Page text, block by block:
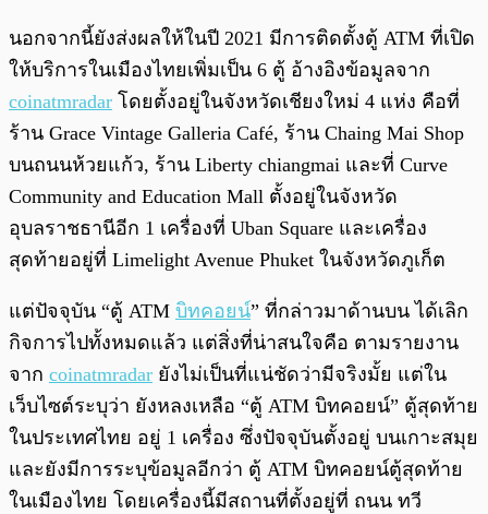
นอกจากนี้ยังส่งผลให้ในปี 2021 มีการติดตั้งตู้ ATM ที่เปิด
ให้บริการในเมืองไทยเพิ่มเป็น 6 ตู้ อ้างอิงข้อมูลจาก
coinatmradar โดยตั้งอยู่ในจังหวัดเชียงใหม่ 4 แห่ง คือที่
ร้าน Grace Vintage Galleria Café, ร้าน Chaing Mai Shop
บนถนนห้วยแก้ว, ร้าน Liberty chiangmai และที่ Curve
Community and Education Mall ตั้งอยู่ในจังหวัด
อุบลราชธานีอีก 1 เครื่องที่ Uban Square และเครื่อง
สุดท้ายอยู่ที่ Limelight Avenue Phuket ในจังหวัดภูเก็ต
แต่ปัจจุบัน “ตู้ ATM บิทคอยน์” ที่กล่าวมาด้านบน ได้เลิก
กิจการไปทั้งหมดแล้ว แต่สิ่งที่น่าสนใจคือ ตามรายงาน
จาก coinatmradar ยังไม่เป็นที่แน่ชัดว่ามีจริงมั้ย แต่ใน
เว็บไซต์ระบุว่า ยังหลงเหลือ “ตู้ ATM บิทคอยน์” ตู้สุดท้าย
ในประเทศไทย อยู่ 1 เครื่อง ซึ่งปัจจุบันตั้งอยู่ บนเกาะสมุย
และยังมีการระบุข้อมูลอีกว่า ตู้ ATM บิทคอยน์ตู้สุดท้าย
ในเมืองไทย โดยเครื่องนี้มีสถานที่ตั้งอยู่ที่ ถนน ทวี